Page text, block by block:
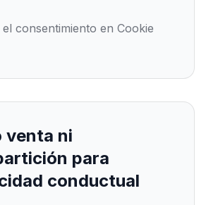
consentimiento en Cookie
venta ni
para
conductual